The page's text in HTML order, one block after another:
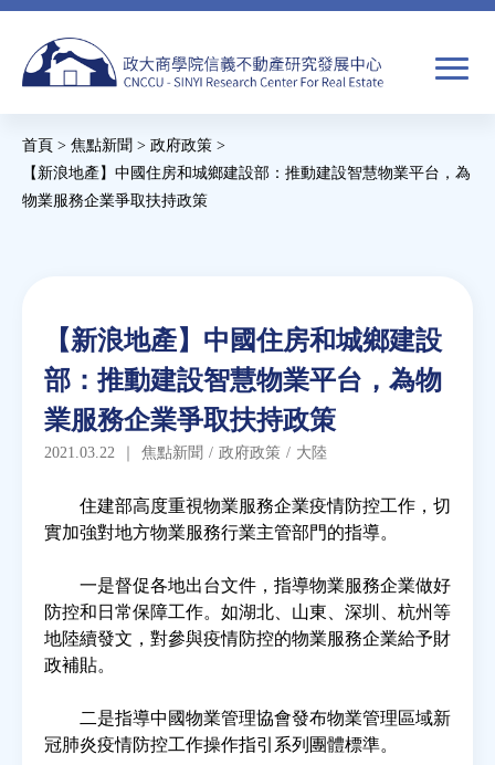
Jump
navigation
搜
尋
搜
尋
教育推廣
房市分析
研究獎勵
電子報
訂閱電子報
您
在
首頁 > 焦點新聞 > 政府政策 >
【新浪地產】中國住房和城鄉建設部：推動建設智慧物業平台，為
物業服務企業爭取扶持政策
Back
top
【新浪地產】中國住房和城鄉建設
部：推動建設智慧物業平台，為物
業服務企業爭取扶持政策
2021.03.22 ｜ 焦點新聞 / 政府政策 / 大陸
住建部高度重視物業服務企業疫情防控工作，切
實加強對地方物業服務行業主管部門的指導。
一是督促各地出台文件，指導物業服務企業做好
防控和日常保障工作。如湖北、山東、深圳、杭州等
地陸續發文，對參與疫情防控的物業服務企業給予財
政補貼。
二是指導中國物業管理協會發布物業管理區域新
冠肺炎疫情防控工作操作指引系列團體標準。